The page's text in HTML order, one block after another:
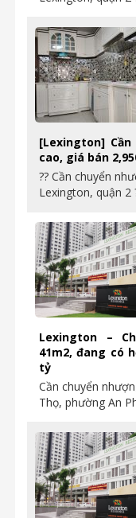
[Lexington]
cao, giá bán
?? Cần chuyển
Lexington, quận 2
Lexington –
41m2, đang có
tỷ
Cần chuyển
Thọ, phường An